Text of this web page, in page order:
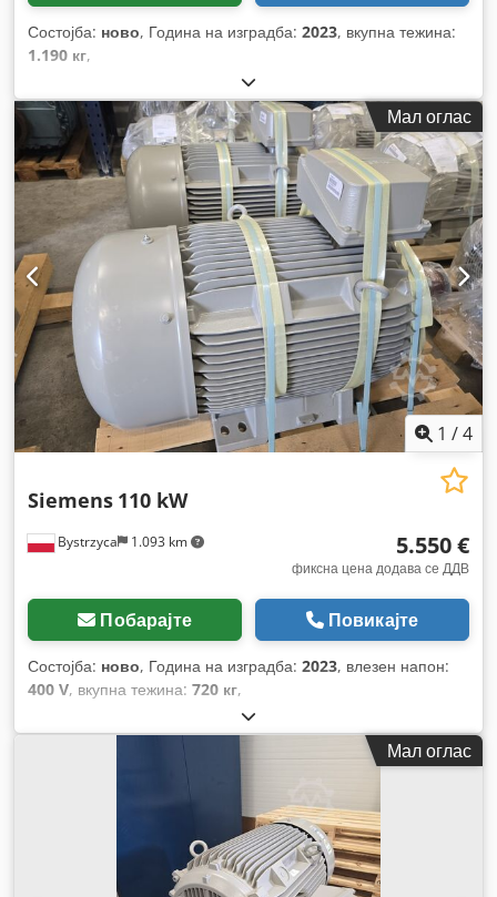
Состојба: ново, Година на изградба: 2023, вкупна тежина:
1.190 кг,
Мал оглас
1 /4
Bystrzyca 1.093 km
Siemens 110 kW
5.550 €
фиксна цена додава се ДДВ
Побарајте Повикајте
Состојба: ново, Година на изградба: 2023, влезен напон:
400 V, вкупна тежина: 720 кг,
Мал оглас